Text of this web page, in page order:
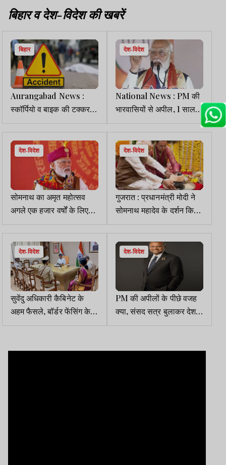
बिहार व देश-विदेश की खबरें
बिहार
Aurangabad News :
स्कॉर्पियो व बाइक की टक्कर में
दो युवकों की मौत
देश-विदेश
National News : PM की
भारवासियों से अपील, 1 साल
सोना ना खरीदें, पेट्रोल-डीजल
बचाएं व WFH काम करें
देश-विदेश
सोमनाथ का अमृत महोत्सव
अगले एक हजार वर्षों के लिए
भारत की प्रेरणा का महोत्सव है
: पीएम मोदी
देश-विदेश
गुजरात : प्रधानमंत्री मोदी ने
सोमनाथ महादेव के दर्शन किये,
पूजा-अर्चना की, कुंभाभिषेक
किया
देश-विदेश
सुवेंदु अधिकारी कैबिनेट के
अहम फैसले, बॉर्डर फेंसिंग के
लिए जमीन अधिग्रहण, केंद्र
देश-विदेश
PM की अपीलों के पीछे वजह
क्या, संसद सत्र बुलाकर देश
को सच बताए सरकार : कांग्रेस